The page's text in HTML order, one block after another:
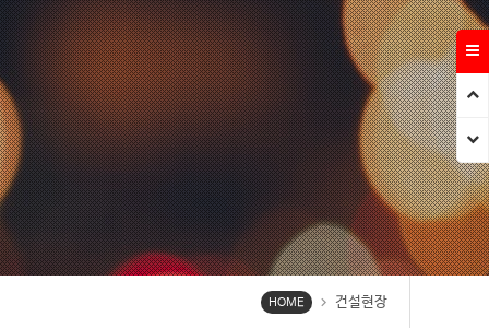
PrevNext
HOME chevron_right 건설현장